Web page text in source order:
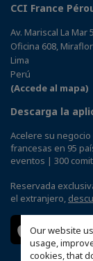
Our website
usage,
cookies, that
CCI France
Av. Mariscal La Mar
Oficina 608,
Lima
Perú
(Accede al mapa)
Descarga la
Acelere su
francesas en 95
eventos | 300
Reservada
el extranjero,